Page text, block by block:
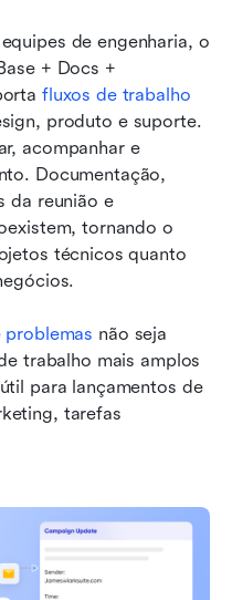
de engenharia, o
+ Docs +
fluxos de trabalho
produto e suporte.
acompanhar e
Documentação,
da reunião e
tornando o
técnicos quanto
não seja
trabalho mais amplos
para lançamentos de
tarefas